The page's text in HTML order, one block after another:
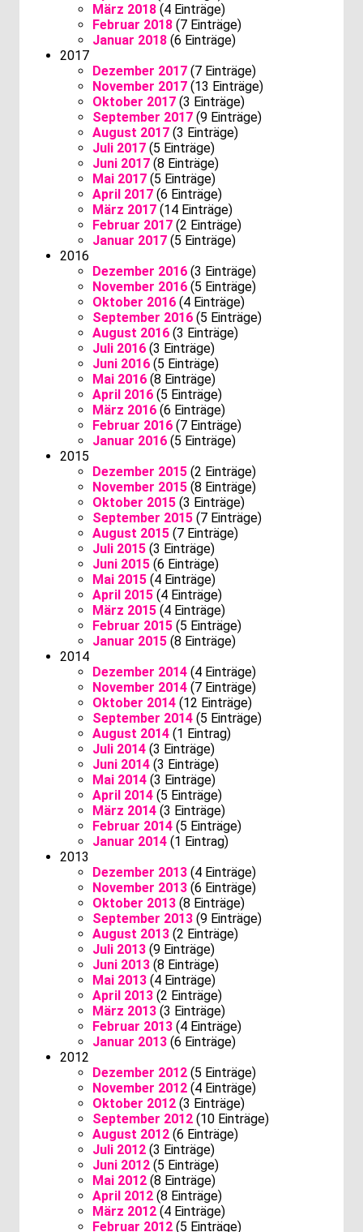
März 2018 (4 Einträge)
Februar 2018 (7 Einträge)
Januar 2018 (6 Einträge)
2017
Dezember 2017 (7 Einträge)
November 2017 (13 Einträge)
Oktober 2017 (3 Einträge)
September 2017 (9 Einträge)
August 2017 (3 Einträge)
Juli 2017 (5 Einträge)
Juni 2017 (8 Einträge)
Mai 2017 (5 Einträge)
April 2017 (6 Einträge)
März 2017 (14 Einträge)
Februar 2017 (2 Einträge)
Januar 2017 (5 Einträge)
2016
Dezember 2016 (3 Einträge)
November 2016 (5 Einträge)
Oktober 2016 (4 Einträge)
September 2016 (5 Einträge)
August 2016 (3 Einträge)
Juli 2016 (3 Einträge)
Juni 2016 (5 Einträge)
Mai 2016 (8 Einträge)
April 2016 (5 Einträge)
März 2016 (6 Einträge)
Februar 2016 (7 Einträge)
Januar 2016 (5 Einträge)
2015
Dezember 2015 (2 Einträge)
November 2015 (8 Einträge)
Oktober 2015 (3 Einträge)
September 2015 (7 Einträge)
August 2015 (7 Einträge)
Juli 2015 (3 Einträge)
Juni 2015 (6 Einträge)
Mai 2015 (4 Einträge)
April 2015 (4 Einträge)
März 2015 (4 Einträge)
Februar 2015 (5 Einträge)
Januar 2015 (8 Einträge)
2014
Dezember 2014 (4 Einträge)
November 2014 (7 Einträge)
Oktober 2014 (12 Einträge)
September 2014 (5 Einträge)
August 2014 (1 Eintrag)
Juli 2014 (3 Einträge)
Juni 2014 (3 Einträge)
Mai 2014 (3 Einträge)
April 2014 (5 Einträge)
März 2014 (3 Einträge)
Februar 2014 (5 Einträge)
Januar 2014 (1 Eintrag)
2013
Dezember 2013 (4 Einträge)
November 2013 (6 Einträge)
Oktober 2013 (8 Einträge)
September 2013 (9 Einträge)
August 2013 (2 Einträge)
Juli 2013 (9 Einträge)
Juni 2013 (8 Einträge)
Mai 2013 (4 Einträge)
April 2013 (2 Einträge)
März 2013 (3 Einträge)
Februar 2013 (4 Einträge)
Januar 2013 (6 Einträge)
2012
Dezember 2012 (5 Einträge)
November 2012 (4 Einträge)
Oktober 2012 (3 Einträge)
September 2012 (10 Einträge)
August 2012 (6 Einträge)
Juli 2012 (3 Einträge)
Juni 2012 (5 Einträge)
Mai 2012 (8 Einträge)
April 2012 (8 Einträge)
März 2012 (4 Einträge)
Februar 2012 (5 Einträge)